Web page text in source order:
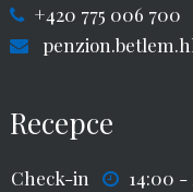
+420 775 006 700
Recepce
Check-in
14:00 -